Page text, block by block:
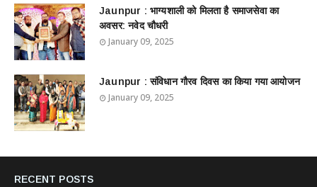
Jaunpur : ​भाग्यशाली को मिलता है समाजसेवा का
अवसर: नवेद चौधरी
January 09, 2025
Jaunpur : ​संविधान गौरव दिवस का किया गया आयोजन
January 09, 2025
RECENT POSTS